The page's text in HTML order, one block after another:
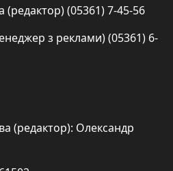
(редактор) (05361) 7-45-56
з реклами) (05361) 6-
(редактор): Олександр